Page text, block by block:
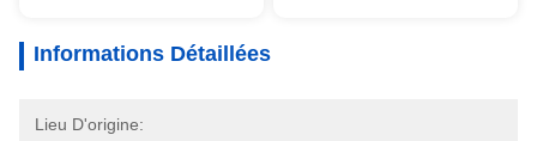
Informations Détaillées
Lieu D'origine: